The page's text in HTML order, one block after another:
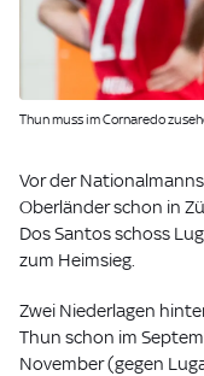
Thun muss im Cornaredo
Vor der
Oberländer schon in
Dos Santos schoss
zum Heimsieg.
Zwei Niederlagen
Thun schon im
November (gegen